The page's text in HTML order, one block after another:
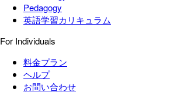
Pedagogy
英語学習カリキュラム
For Individuals
料金プラン
ヘルプ
お問い合わせ